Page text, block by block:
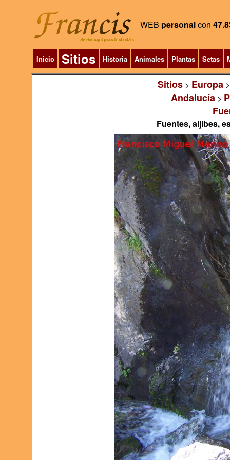
WEB personalcon
Inicio Sitios Historia Animales Plantas Setas
Sitios> Europa
Andalucía >
Fuentes, aljibes,